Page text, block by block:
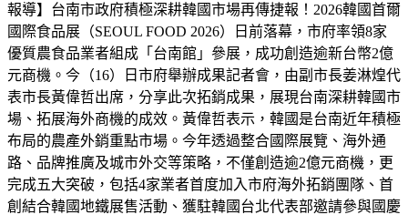
報導】台南市政府積極深耕韓國市場再傳捷報！2026韓國首爾
國際食品展（SEOUL FOOD 2026）日前落幕，市府率領8家
優質農食品業者組成「台南館」參展，成功創造逾新台幣2億
元商機。今（16）日市府舉辦成果記者會，由副市長姜淋煌代
表市長黃偉哲出席，分享此次拓銷成果，展現台南深耕韓國市
場、拓展海外商機的成效。黃偉哲表示，韓國是台南近年積極
布局的農產外銷重點市場。今年透過整合國際展覽、海外通
路、品牌推廣及城市外交等策略，不僅創造逾2億元商機，更
完成五大突破，包括4家業者首度加入市府海外拓銷團隊、首
創結合韓國地鐵展售活動、獲駐韓國台北代表部邀請參與國慶